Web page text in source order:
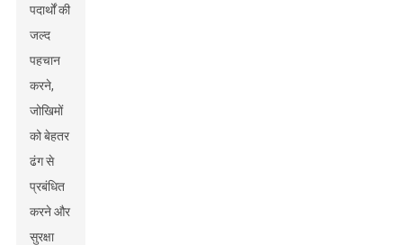
पदार्थों की
जल्द
पहचान
करने,
जोखिमों
को बेहतर
ढंग से
प्रबंधित
करने और
सुरक्षा